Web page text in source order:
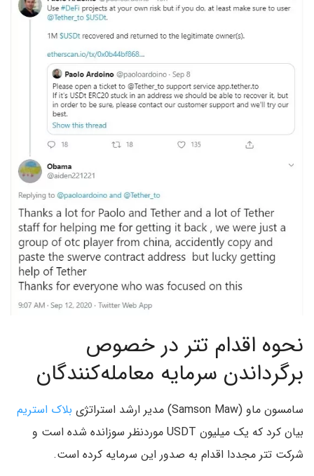
نحوه اقدام تتر در خصوص
برگرداندن سرمایه معامله‌کنندگان
سامسون ماو (Samson Maw) مدیر ارشد استراتژی
بلاک استریم
بیان کرد که یک میلیون USDT موردنظر سوزانده شده است و
شرکت تتر مجددا اقدام به صدور این سرمایه کرده است.